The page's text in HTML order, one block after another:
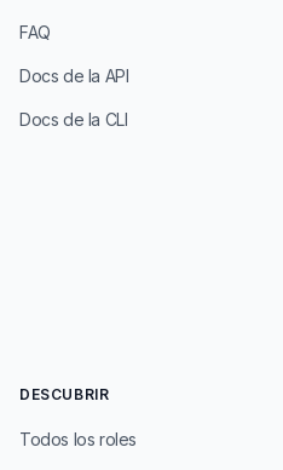
FAQ
Docs de la API
Docs de la CLI
DESCUBRIR
Todos los roles